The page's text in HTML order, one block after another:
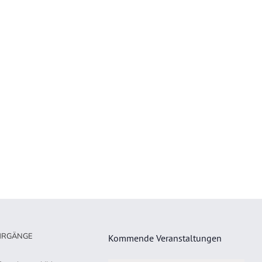
Kommende Veranstaltungen